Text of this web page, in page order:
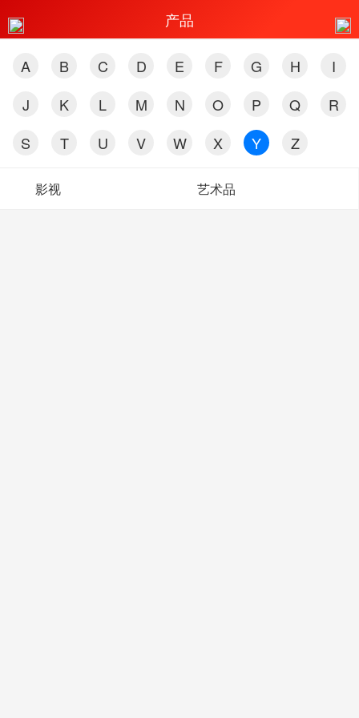
产品
A B C D E F G H
I
J
K L M N O P Q
R
S
T U V W X Y Z
影视 艺术品